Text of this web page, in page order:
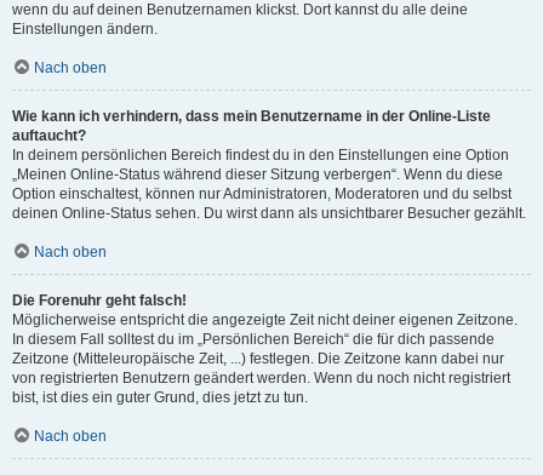
wenn du auf deinen Benutzernamen klickst. Dort kannst du alle deine
Einstellungen ändern.
Nach oben
Wie kann ich verhindern, dass mein Benutzername in der Online-Liste
auftaucht?
In deinem persönlichen Bereich findest du in den Einstellungen eine Option
„Meinen Online-Status während dieser Sitzung verbergen“. Wenn du diese
Option einschaltest, können nur Administratoren, Moderatoren und du selbst
deinen Online-Status sehen. Du wirst dann als unsichtbarer Besucher gezählt.
Nach oben
Die Forenuhr geht falsch!
Möglicherweise entspricht die angezeigte Zeit nicht deiner eigenen Zeitzone.
In diesem Fall solltest du im „Persönlichen Bereich“ die für dich passende
Zeitzone (Mitteleuropäische Zeit, ...) festlegen. Die Zeitzone kann dabei nur
von registrierten Benutzern geändert werden. Wenn du noch nicht registriert
bist, ist dies ein guter Grund, dies jetzt zu tun.
Nach oben